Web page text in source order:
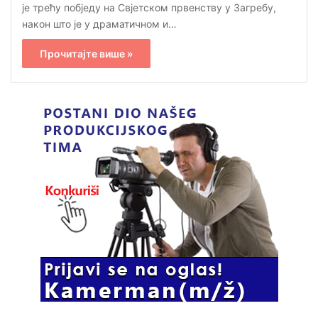
је трећу побједу на Свјетском првенству у Загребу,
након што је у драматичном и…
Прочитајте више »